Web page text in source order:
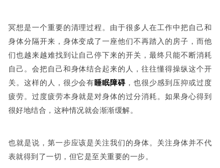
冥想是一个重要的清理过程。由于很多人在工作中把自己和
身体分隔开来，身体变成了一座他们不再踏入的房子，而他
们也越来越难找到让自己停下来的开关，最终只能不断消耗
自己。会把自己和身体结合起来的人，往往懂得操纵这个开
关。这样的人，很少会有睡眠障碍 ，也很少感到压抑或过度
疲劳。过度疲劳本身就是对身体的过分消耗。如果身心得到
很好地结合，这种情况就会渐渐缓解。
也就是说，第一步应该是关注我们的身体。关注身体并不代
表就得到了一切，但它是至关重要的一步。